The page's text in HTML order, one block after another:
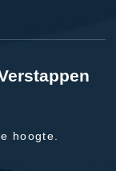
hoogte.